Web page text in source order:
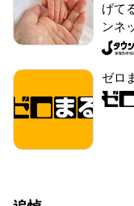
げて
ンネ
ゼロ